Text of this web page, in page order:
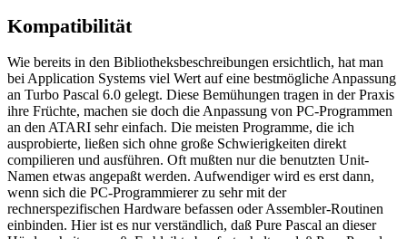
Kompatibilität
Wie bereits in den Bibliotheksbeschreibungen ersichtlich, hat man
bei Application Systems viel Wert auf eine bestmögliche Anpassung
an Turbo Pascal 6.0 gelegt. Diese Bemühungen tragen in der Praxis
ihre Früchte, machen sie doch die Anpassung von PC-Programmen
an den ATARI sehr einfach. Die meisten Programme, die ich
ausprobierte, ließen sich ohne große Schwierigkeiten direkt
compilieren und ausführen. Oft mußten nur die benutzten Unit-
Namen etwas angepaßt werden. Aufwendiger wird es erst dann,
wenn sich die PC-Programmierer zu sehr mit der
rechnerspezifischen Hardware befassen oder Assembler-Routinen
einbinden. Hier ist es nur verständlich, daß Pure Pascal an dieser